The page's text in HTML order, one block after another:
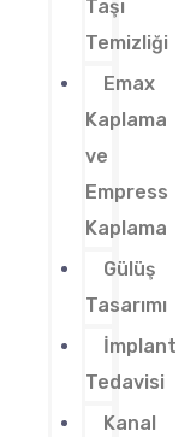
Taşı
Temizliği
Emax
Kaplama
ve
Empress
Kaplama
Gülüş
Tasarımı
İmplant
Tedavisi
Kanal